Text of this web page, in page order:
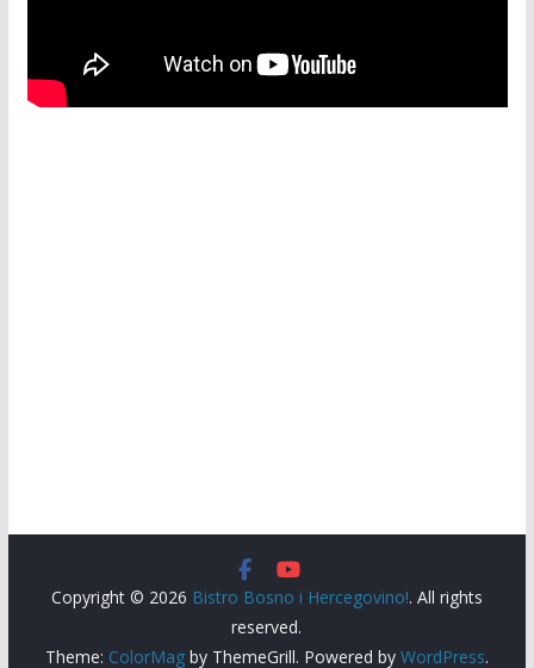
Copyright © 2026 Bistro Bosno i Hercegovino!. All rights
reserved.
Theme: ColorMagby ThemeGrill. Powered by WordPress.